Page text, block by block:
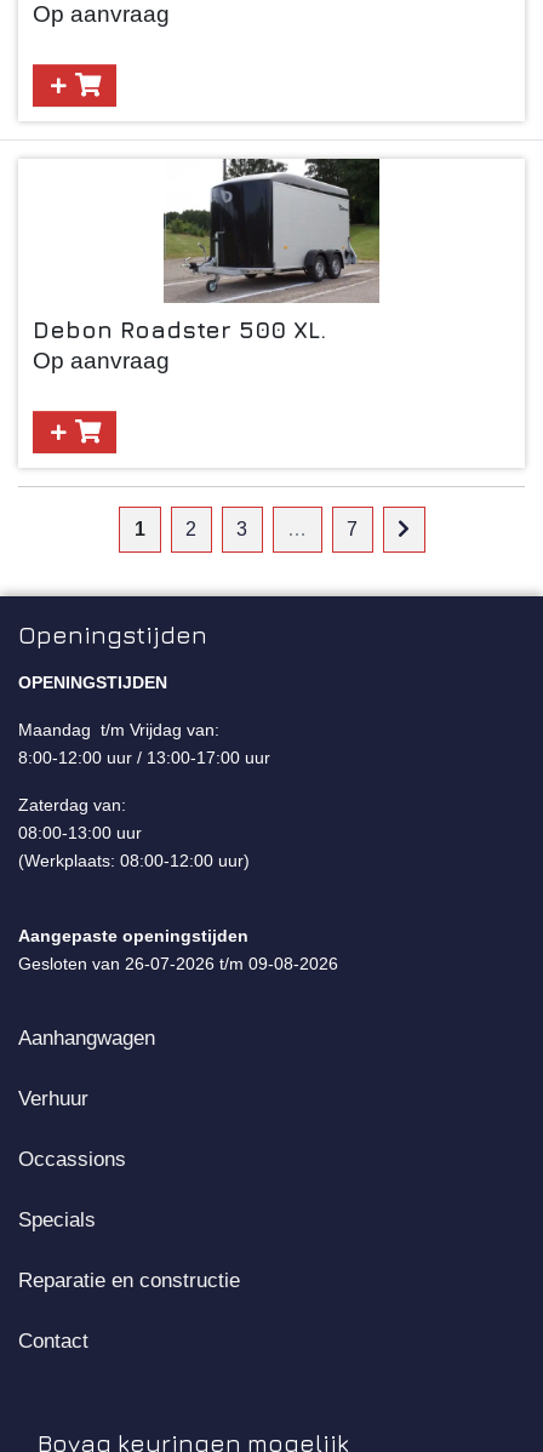
Op aanvraag
Debon Roadster 500 XL.
Op aanvraag
1 2 3 … 7
Openingstijden
OPENINGSTIJDEN
Maandag t/m Vrijdag van:
8:00-12:00 uur / 13:00-17:00 uur
Zaterdag van:
08:00-13:00 uur
(Werkplaats: 08:00-12:00 uur)
Aangepaste openingstijden
Gesloten van 26-07-2026 t/m 09-08-2026
Aanhangwagen
Verhuur
Occassions
Specials
Reparatie en constructie
Contact
Bovag keuringen mogelijk